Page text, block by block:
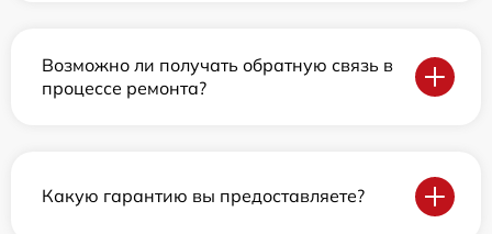
Возможно ли получать обратную связь в
процессе ремонта?
Какую гарантию вы предоставляете?